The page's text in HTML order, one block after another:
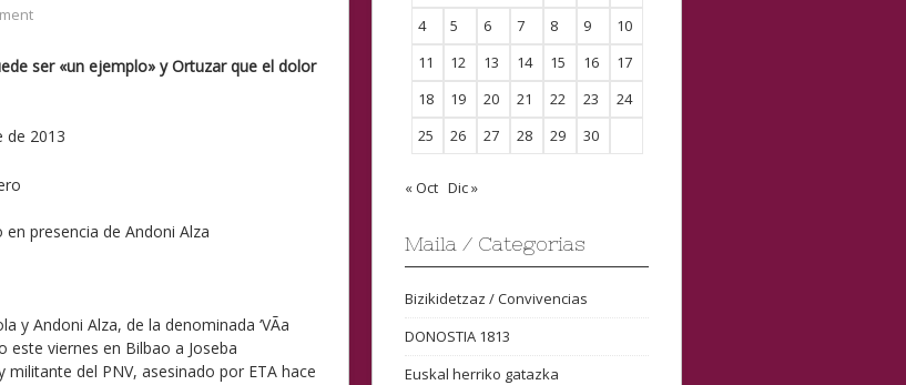
ser «un ejemplo» y Ortuzar que el dolor
de 2013
presencia de Andoni Alza
y Andoni Alza, de la denominada ‘VÃ­a
este viernes en Bilbao a Joseba
del PNV, asesinado por ETA hace
4
5 6 7 8 9
10
11
12 13 14 15 16
17
18
19 20 21 22 23
24
25
26 27 28 29 30
« Oct Dic »
Maila / Categorias
Bizikidetzaz / Convivencias
DONOSTIA 1813
Euskal herriko gatazka